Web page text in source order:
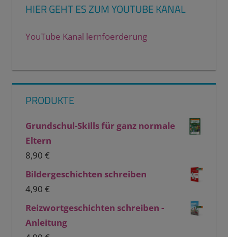
HIER GEHT ES ZUM YOUTUBE KANAL
YouTube Kanal lernfoerderung
PRODUKTE
Grundschul-Skills für ganz normale
Eltern
8,90 €
Bildergeschichten schreiben
4,90 €
Reizwortgeschichten schreiben -
Anleitung